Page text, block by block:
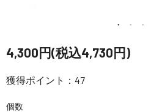
講習会･国家資格･WEBセミナー
定期配信!
4,300円(税込4,730円)
獲得ポイント：47
個数